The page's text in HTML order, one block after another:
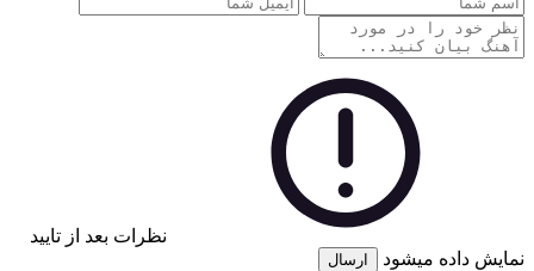
نظرات بعد از تایید
نمایش داده میشود
ارسال